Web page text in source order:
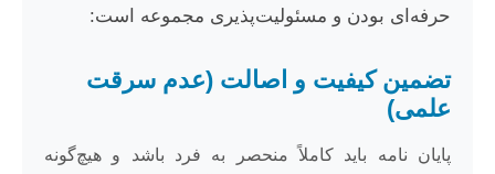
حرفه‌ای بودن و مسئولیت‌پذیری مجموعه است:
تضمین کیفیت و اصالت (عدم سرقت
علمی)
پایان نامه باید کاملاً منحصر به فرد باشد و هیچ‌گونه